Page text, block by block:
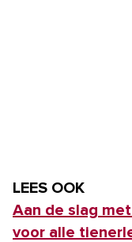
LEES OOK
Aan de slag
voor alle